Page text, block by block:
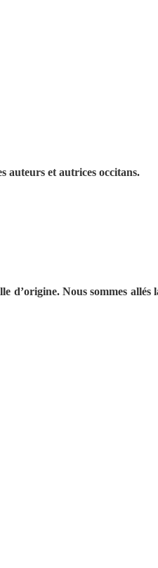
auteurs et autrices occitans.
d’origine. Nous sommes